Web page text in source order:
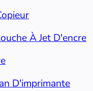
À Jet D'encre
D'imprimante